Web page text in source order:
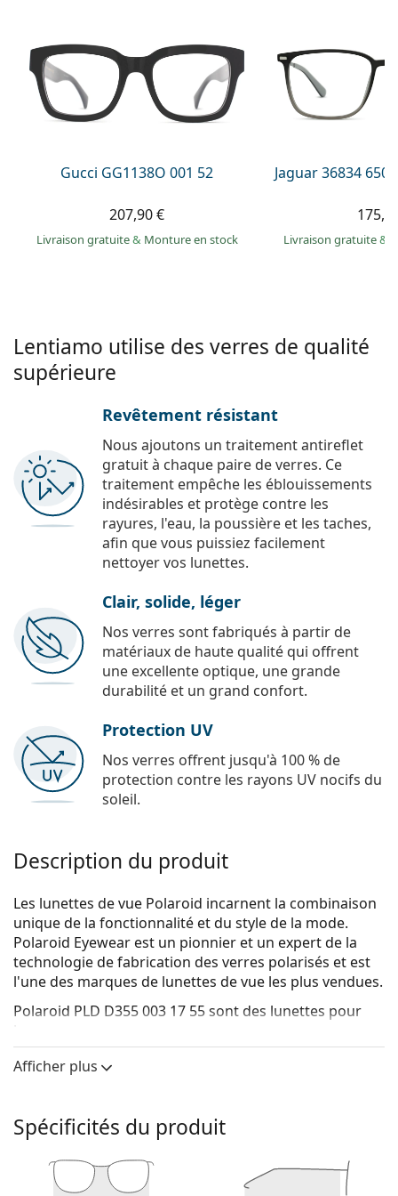
Prada
Toutes les marques
Gucci GG1138O 001 52
207,90 €
Livraison gratuite& Monture en stock
Jaguar 36834
Livraison gratuite&
Lentiamo utilise des verres de qualité
supérieure
Revêtement résistant
Nous ajoutons un traitement antireflet
gratuit à chaque paire de verres. Ce
traitement empêche les éblouissements
indésirables et protège contre les
rayures, l'eau, la poussière et les taches,
afin que vous puissiez facilement
nettoyer vos lunettes.
Clair, solide, léger
Nos verres sont fabriqués à partir de
matériaux de haute qualité qui offrent
une excellente optique, une grande
durabilité et un grand confort.
Protection UV
Nos verres offrent jusqu'à 100 % de
protection contre les rayons UV nocifs du
soleil.
Description du produit
Les lunettes de vue Polaroid incarnent la combinaison
unique de la fonctionnalité et du style de la mode.
Polaroid Eyewear est un pionnier et un expert de la
technologie de fabrication des verres polarisés et est
l'une des marques de lunettes de vue les plus vendues.
Polaroid PLD D355 003 17 55sont des lunettes pour
Voyez de quoi vous avez l'air avec ces lunettes grâce à
la fonction d'essai virtuel de Lentiamo.
La couleur noire de la monture s'accorde
parfaitement avec tous les teints et des cheveux
blonds clairs, châtains clairs ou noirs.
Afficher plus
Spécificités du produit